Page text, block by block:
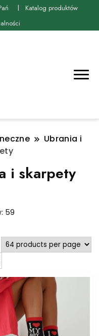
Katalog produktów
Ubrania i
i skarpety
59
najnowszych